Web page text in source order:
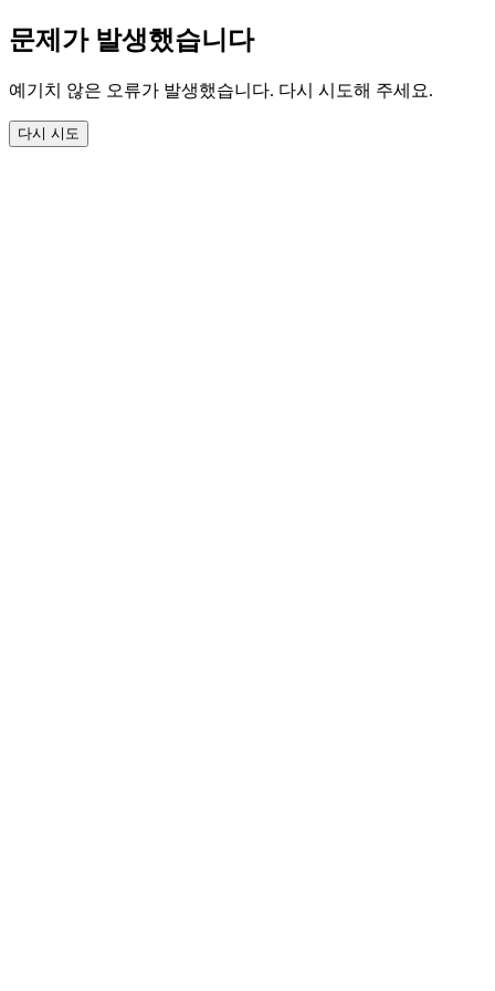
문제가 발생했습니다
예기치 않은 오류가 발생했습니다. 다시 시도해 주세요.
다시 시도